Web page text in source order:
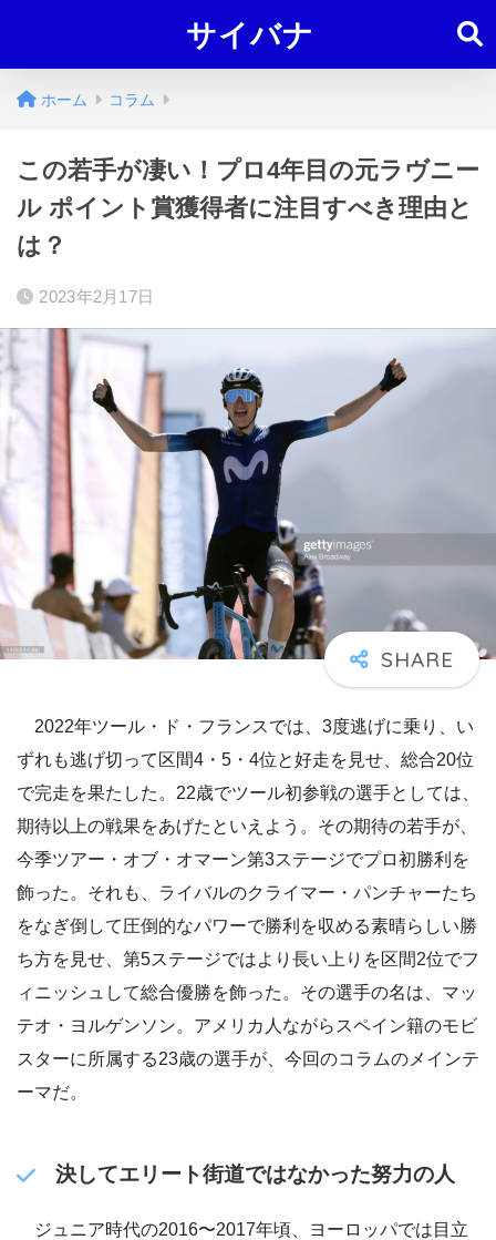
サイバナ
ホーム コラム
この若手が凄い！プロ4年目の元ラヴニー
ル ポイント賞獲得者に注目すべき理由と
は？
2023年2月17日
2022年ツール・ド・フランスでは、3度逃げに乗り、い
ずれも逃げ切って区間4・5・4位と好走を見せ、総合20位
で完走を果たした。22歳でツール初参戦の選手としては、
期待以上の戦果をあげたといえよう。その期待の若手が、
今季ツアー・オブ・オマーン第3ステージでプロ初勝利を
飾った。それも、ライバルのクライマー・パンチャーたち
をなぎ倒して圧倒的なパワーで勝利を収める素晴らしい勝
ち方を見せ、第5ステージではより長い上りを区間2位でフ
ィニッシュして総合優勝を飾った。その選手の名は、マッ
テオ・ヨルゲンソン。アメリカ人ながらスペイン籍のモビ
スターに所属する23歳の選手が、今回のコラムのメインテ
ーマだ。
決してエリート街道ではなかった努力の人
ジュニア時代の2016〜2017年頃、ヨーロッパでは目立